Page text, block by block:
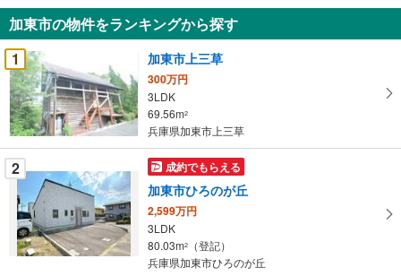
知
を
受
け
取
る
・
条
件
マ
イ
ペ
加東市の物件をランキングから探す
1
加東市上三草
300万円
3LDK
69.56m2
兵庫県加東市上三草
2 成約でもらえる
加東市ひろのが丘
2,599万円
3LDK
80.03m2
（登記）
兵庫県加東市ひろのが丘